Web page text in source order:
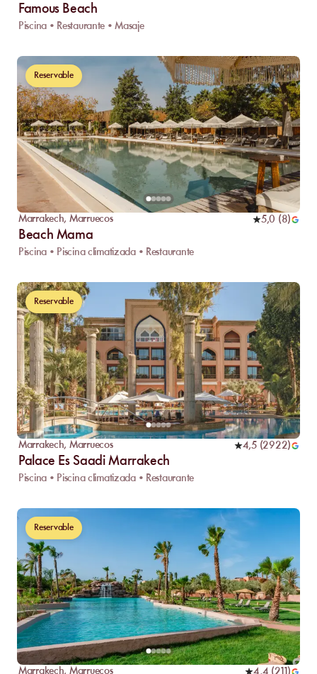
Famous Beach
Piscina • Restaurante • Masaje
Reservable
Marrakech, Marruecos 5,0 (8)
Beach Mama
Piscina • Piscina climatizada • Restaurante
Reservable
Marrakech, Marruecos 4,5(2922)
Palace Es Saadi Marrakech
Piscina • Piscina climatizada • Restaurante
Reservable
Marrakech, Marruecos 4,4 (211 )